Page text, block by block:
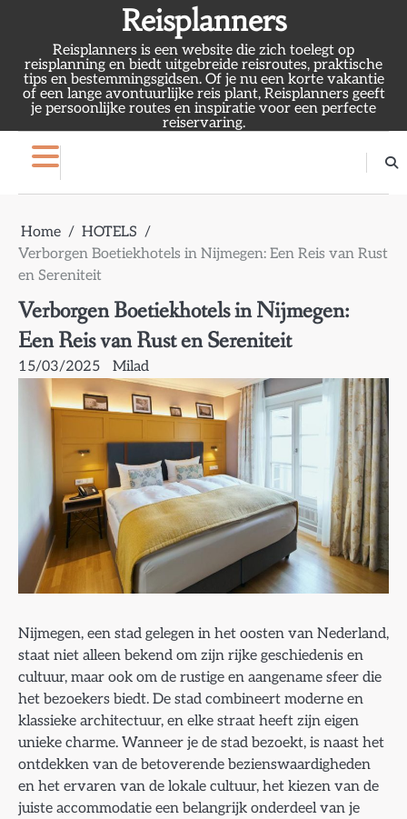
Reisplanners
Reisplanners is een website die zich toelegt op
reisplanning en biedt uitgebreide reisroutes, praktische
tips en bestemmingsgidsen. Of je nu een korte vakantie
of een lange avontuurlijke reis plant, Reisplanners geeft
je persoonlijke routes en inspiratie voor een perfecte
reiservaring.
Home
HOTELS
Verborgen Boetiekhotels in Nijmegen: Een Reis van Rust
en Sereniteit
Verborgen Boetiekhotels in Nijmegen:
Een Reis van Rust en Sereniteit
15/03/2025 Milad
Nijmegen, een stad gelegen in het oosten van Nederland,
staat niet alleen bekend om zijn rijke geschiedenis en
cultuur, maar ook om de rustige en aangename sfeer die
het bezoekers biedt. De stad combineert moderne en
klassieke architectuur, en elke straat heeft zijn eigen
unieke charme. Wanneer je de stad bezoekt, is naast het
ontdekken van de betoverende bezienswaardigheden
en het ervaren van de lokale cultuur, het kiezen van de
juiste accommodatie een belangrijk onderdeel van je